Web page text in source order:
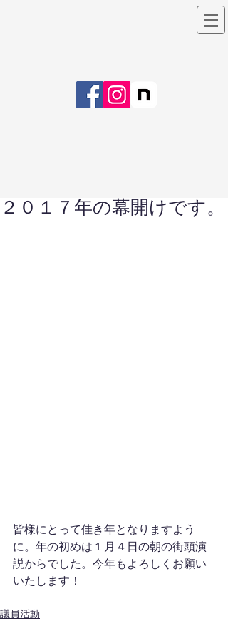
２０１７年の幕開けです。
皆様にとって佳き年となりますよう
に。年の初めは１月４日の朝の街頭演
説からでした。今年もよろしくお願い
いたします！
議員活動